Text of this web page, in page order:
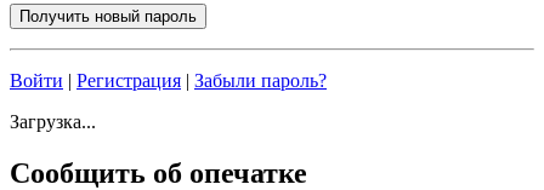
Войти | Регистрация | Забыли пароль?
Загрузка...
Сообщить об опечатке